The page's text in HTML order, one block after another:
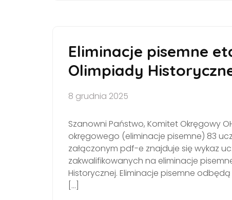
Eliminacje pisemne
Olimpiady
8 grudnia 2025
Szanowni Państwo, Komitet Okręgowy
okręgowego (eliminacje pisemne) 83
załączonym pdf-e znajduje się wykaz
zakwalifikowanych na eliminacje
Historycznej. Eliminacje pisemne
[…]